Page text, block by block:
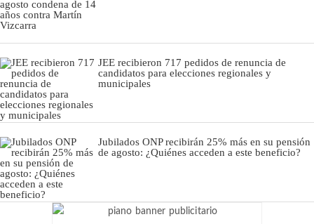
JEE recibieron 717 pedidos de renuncia de
candidatos para elecciones regionales y
municipales
Jubilados ONP recibirán 25% más en su pensión
de agosto: ¿Quiénes acceden a este beneficio?